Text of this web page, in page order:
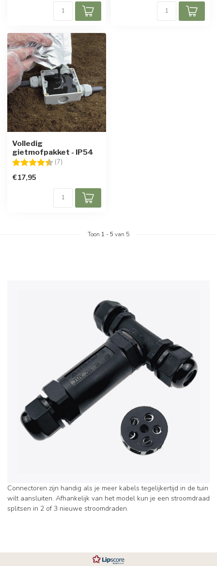
Volledig
gietmofpakket - IP54
Beoordeling: (7)
€17,95
Toon 1 - 5 van 5
Connectoren zijn handig als je meer kabels tegelijkertijd in de tuin
wilt aansluiten. Afhankelijk van het model kun je een stroomdraad
splitsen in 2 of 3 nieuwe stroomdraden.